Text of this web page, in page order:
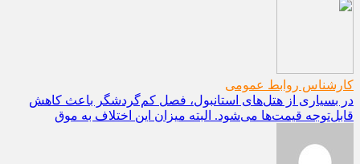
کارشناس روابط عمومی
در بسیاری از هتل‌های استانبول، فصل کم‌گردشگر باعث کاهش
قابل‌توجه قیمت‌ها می‌شود. البته میزان این اختلاف به موق